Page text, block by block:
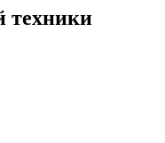
техники